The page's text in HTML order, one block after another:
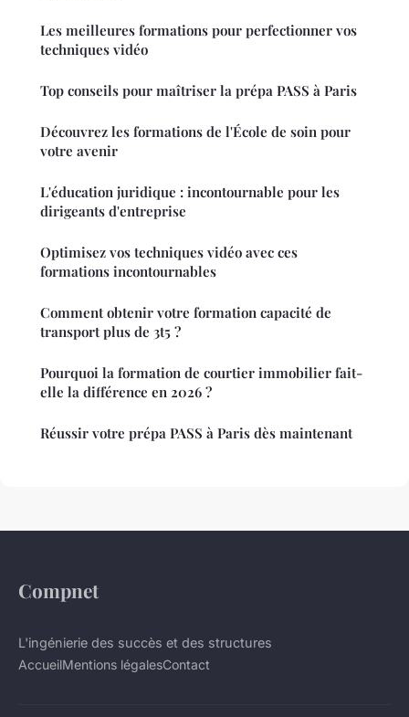
Les meilleures formations pour perfectionner vos
techniques vidéo
Top conseils pour maîtriser la prépa PASS à Paris
Découvrez les formations de l'École de soin pour
votre avenir
L'éducation juridique : incontournable pour les
dirigeants d'entreprise
Optimisez vos techniques vidéo avec ces
formations incontournables
Comment obtenir votre formation capacité de
transport plus de 3t5 ?
Pourquoi la formation de courtier immobilier fait-
elle la différence en 2026 ?
Réussir votre prépa PASS à Paris dès maintenant
Compnet
L'ingénierie des succès et des structures
AccueilMentions légalesContact